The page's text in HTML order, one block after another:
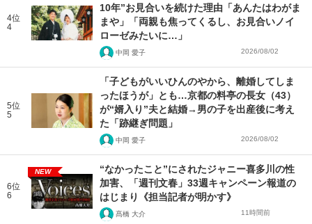
4位
4
10年”お見合いを続けた理由「あんたはわがま
まや」「両親も焦ってくるし、お見合いノイ
ローゼみたいに…」
中岡 愛子 2026/08/02
5位
5
「子どもがいいひんのやから、離婚してしま
ったほうが」とも…京都の料亭の長女（43）
が“婿入り”夫と結婚→男の子を出産後に考え
た「跡継ぎ問題」
中岡 愛子 2026/08/02
6位
6
NEW
“なかったこと”にされたジャニー喜多川の性
加害、「週刊文春」33週キャンペーン報道の
はじまり《担当記者が明かす》
髙橋 大介 11時間前